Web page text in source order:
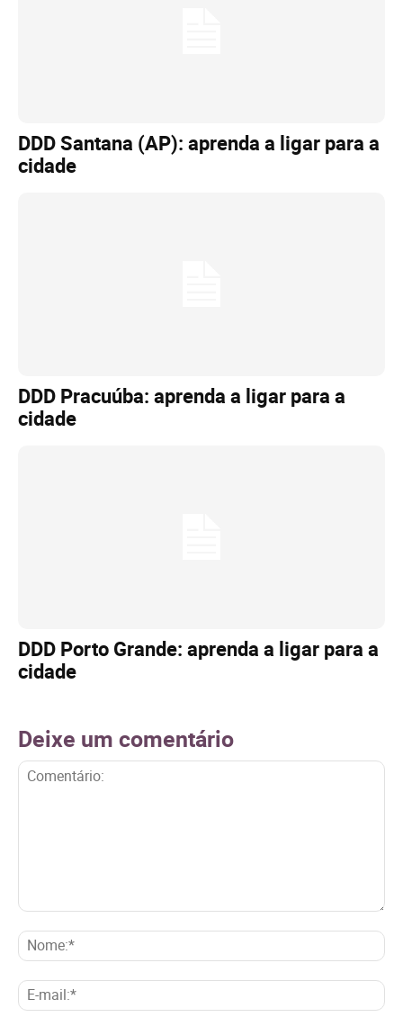
DDD Santana (AP): aprenda a ligar para a
cidade
DDD Pracuúba: aprenda a ligar para a
cidade
DDD Porto Grande: aprenda a ligar para a
cidade
Deixe um comentário
E-